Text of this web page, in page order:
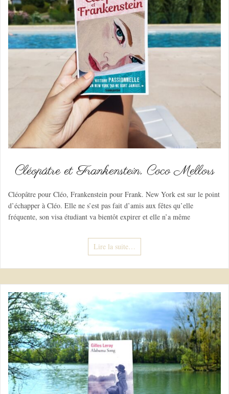
Cléopâtre et Frankenstein, Coco Mellors
Cléopâtre pour Cléo, Frankenstein pour Frank. New York est sur le point
d’échapper à Cléo. Elle ne s’est pas fait d’amis aux fêtes qu’elle
fréquente, son visa étudiant va bientôt expirer et elle n’a même
Lire la suite…